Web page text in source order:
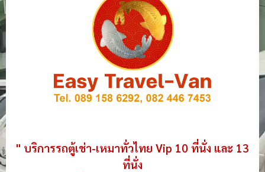
" บริการรถตู้เช่า-เหมาทั่วไทย Vip 10 ที่นั่ง และ 13
ที่นั่ง